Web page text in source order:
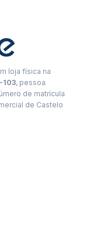
loja física na
103, pessoa
de matrícula
de Castelo